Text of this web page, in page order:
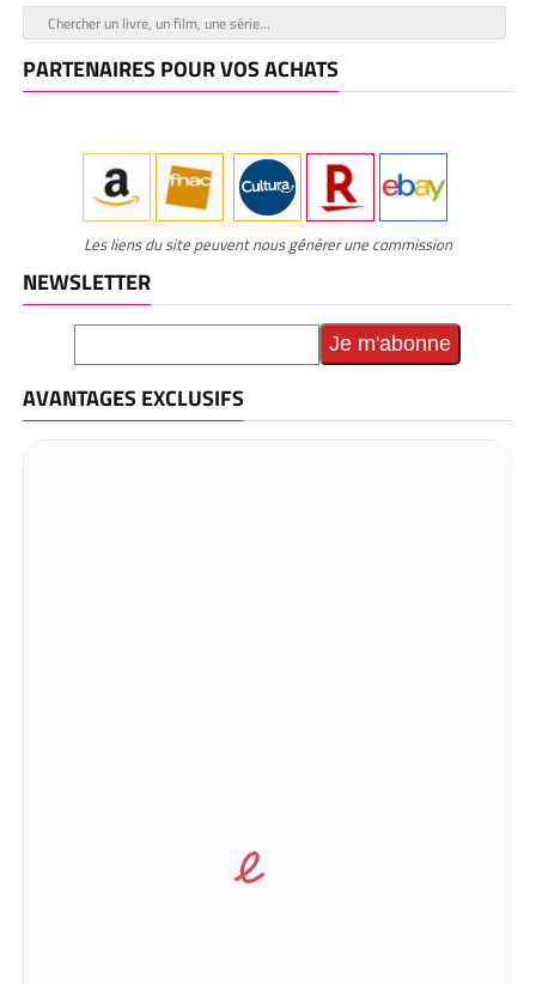
PARTENAIRES POUR VOS ACHATS
Les liens du site peuvent nous générer une commission
NEWSLETTER
AVANTAGES EXCLUSIFS